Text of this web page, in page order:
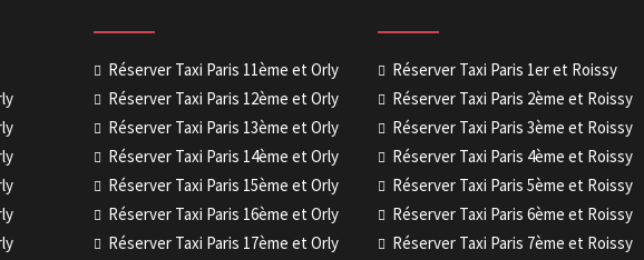
Réserver Taxi Paris 11ème et Orly
Réserver Taxi Paris 12ème et Orly
Réserver Taxi Paris 13ème et Orly
Réserver Taxi Paris 14ème et Orly
Réserver Taxi Paris 15ème et Orly
Réserver Taxi Paris 16ème et Orly
Réserver Taxi Paris 17ème et Orly
Réserver Taxi Paris 1er et Roissy
Réserver Taxi Paris 2ème et Roissy
Réserver Taxi Paris 3ème et Roissy
Réserver Taxi Paris 4ème et Roissy
Réserver Taxi Paris 5ème et Roissy
Réserver Taxi Paris 6ème et Roissy
Réserver Taxi Paris 7ème et Roissy